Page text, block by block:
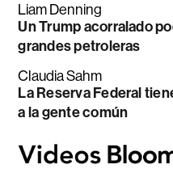
Liam Denning
Un Trump acorralado
grandes petroleras
Claudia Sahm
La Reserva Federal
a la gente común